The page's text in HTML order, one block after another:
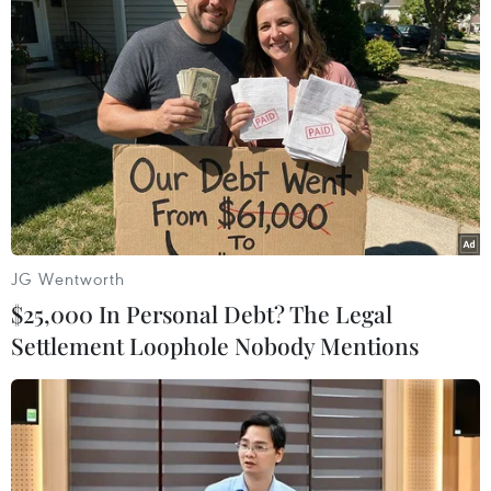
dứt điểm tình trạng ùn tắc giao thông và mở ra
cơ hội phát triển kinh tế xã hội cho các địa
phương trong vùng./.
(TTXVN/Vietnam+)
JG Wentworth
$25,000 In Personal Debt? The Legal
Settlement Loophole Nobody Mentions